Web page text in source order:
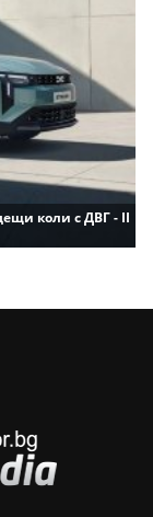
коли с ДВГ - II